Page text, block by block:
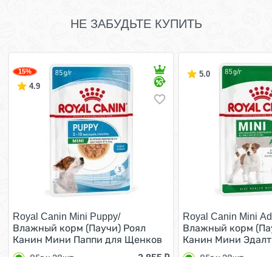
НЕ ЗАБУДЬТЕ КУПИТЬ
15%
4.9
Royal Canin Mini Puppy/
Влажный корм (Паучи) Роял
Канин Мини Паппи для Щенков
Мелких пород в возрасте от 2 до
5.0
Royal Canin Mini
Влажный корм
Канин Мини
собак Мелких